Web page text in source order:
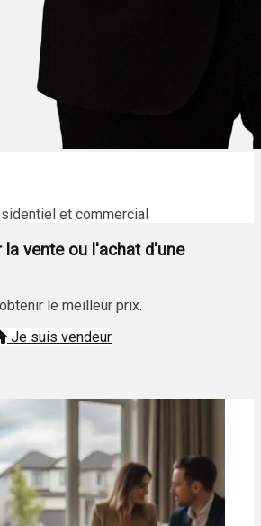
et commercial
la vente ou l'achat d'une
le meilleur prix.
Je suis vendeur